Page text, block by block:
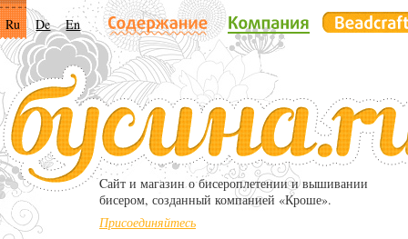
Ru De En
Cайт и магазин о бисероплетении и вышивании
бисером, созданный компанией «Кроше».
Присоединяйтесь